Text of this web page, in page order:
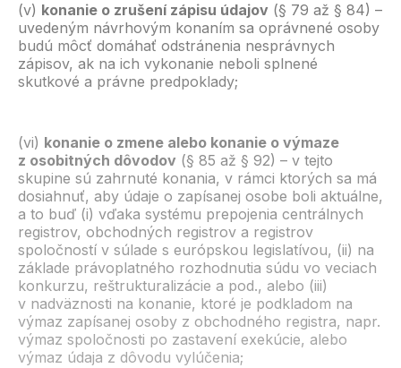
(v) konanie o zrušení zápisu údajov (§ 79 až § 84) –
uvedeným návrhovým konaním sa oprávnené osoby
budú môcť domáhať odstránenia nesprávnych
zápisov, ak na ich vykonanie neboli splnené
skutkové a právne predpoklady;
(vi) konanie o zmene alebo konanie o výmaze
z osobitných dôvodov (§ 85 až § 92) – v tejto
skupine sú zahrnuté konania, v rámci ktorých sa má
dosiahnuť, aby údaje o zapísanej osobe boli aktuálne,
a to buď (i) vďaka systému prepojenia centrálnych
registrov, obchodných registrov a registrov
spoločností v súlade s európskou legislatívou, (ii) na
základe právoplatného rozhodnutia súdu vo veciach
konkurzu, reštrukturalizácie a pod., alebo (iii)
v nadväznosti na konanie, ktoré je podkladom na
výmaz zapísanej osoby z obchodného registra, napr.
výmaz spoločnosti po zastavení exekúcie, alebo
výmaz údaja z dôvodu vylúčenia;